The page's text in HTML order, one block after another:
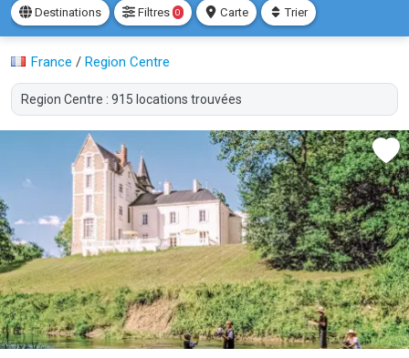
Destinations Filtres 0 Carte Trier
France / Region Centre
Region Centre : 915 locations trouvées